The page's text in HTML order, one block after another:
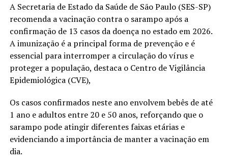
A Secretaria de Estado da Saúde de São Paulo (SES-SP)
recomenda a vacinação contra o sarampo após a
confirmação de 13 casos da doença no estado em 2026.
A imunização é a principal forma de prevenção e é
essencial para interromper a circulação do vírus e
proteger a população, destaca o Centro de Vigilância
Epidemiológica (CVE),
Os casos confirmados neste ano envolvem bebês de até
1 ano e adultos entre 20 e 50 anos, reforçando que o
sarampo pode atingir diferentes faixas etárias e
evidenciando a importância de manter a vacinação em
dia.